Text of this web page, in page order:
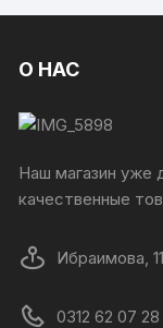
О НАС
Наш магазин уже
качественные
Ибраимова,
0312 62 07 28